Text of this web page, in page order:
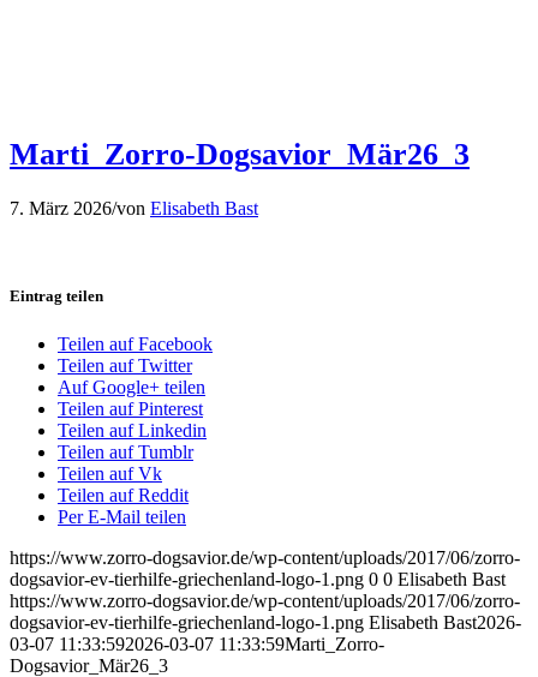
Marti_Zorro-Dogsavior_Mär26_3
7. März 2026/von Elisabeth Bast
Eintrag teilen
Teilen auf Facebook
Teilen auf Twitter
Auf Google+ teilen
Teilen auf Pinterest
Teilen auf Linkedin
Teilen auf Tumblr
Teilen auf Vk
Teilen auf Reddit
Per E-Mail teilen
https://www.zorro-dogsavior.de/wp-content/uploads/2017/06/zorro-
dogsavior-ev-tierhilfe-griechenland-logo-1.png 0 0 Elisabeth Bast
https://www.zorro-dogsavior.de/wp-content/uploads/2017/06/zorro-
dogsavior-ev-tierhilfe-griechenland-logo-1.png Elisabeth Bast2026-
03-07 11:33:592026-03-07 11:33:59Marti_Zorro-
Dogsavior_Mär26_3